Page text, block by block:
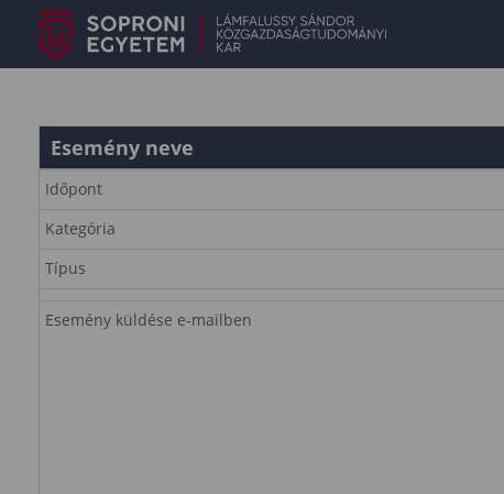
Esemény neve
Időpont
Kategória
Típus
Esemény küldése e-mailben